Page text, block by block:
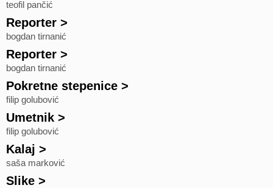
teofil pančić
Reporter >
bogdan tirnanić
Reporter >
bogdan tirnanić
Pokretne stepenice >
filip golubović
Umetnik >
filip golubović
Kalaj >
saša marković
Slike >